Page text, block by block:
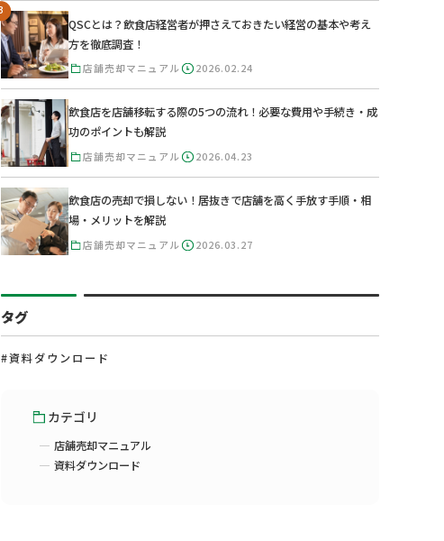
QSCとは？飲食店経営者が押さえておきたい経営の基本や考え
方を徹底調査！
店舗売却マニュアル 2026.02.24
飲食店を店舗移転する際の5つの流れ！必要な費用や手続き・成
功のポイントも解説
店舗売却マニュアル 2026.04.23
飲食店の売却で損しない！居抜きで店舗を高く手放す手順・相
場・メリットを解説
店舗売却マニュアル 2026.03.27
タグ
#資料ダウンロード
カテゴリ
店舗売却マニュアル
資料ダウンロード